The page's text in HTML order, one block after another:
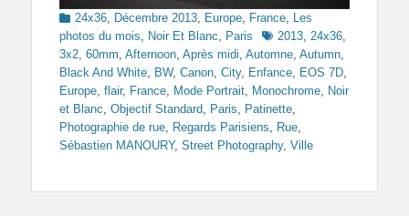
Categories
24x36, Décembre 2013, Europe, France, Les
photos du mois, Noir Et Blanc, Paris Tags2013, 24x36,
3x2, 60mm, Afternoon, Après midi, Automne, Autumn,
Black And White, BW, Canon, City, Enfance, EOS 7D,
Europe, flair, France, Mode Portrait, Monochrome, Noir
et Blanc, Objectif Standard, Paris, Patinette,
Photographie de rue, Regards Parisiens, Rue,
Sébastien MANOURY, Street Photography, Ville